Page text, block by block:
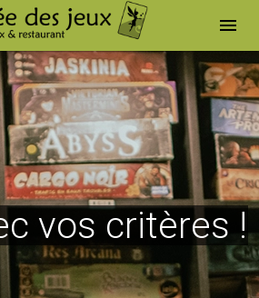
menu
vos critères !